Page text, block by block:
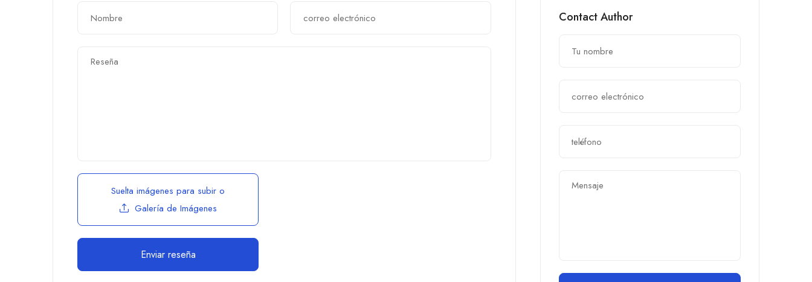
Suelta imágenes para subir o
Galería de Imágenes
Contact Author